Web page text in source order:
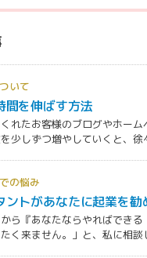
いて
間を伸ばす方法
れたお客様のブログやホー
少しずつ増やしていくと、徐
の悩み
ントがあなたに起業を
から『あなたならやればでき
く来ません。」と、私に相談